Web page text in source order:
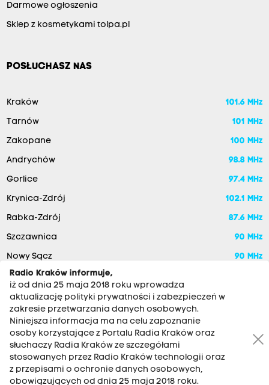
Darmowe ogłoszenia
Sklep z kosmetykami tolpa.pl
POSŁUCHASZ NAS
Kraków 101.6 MHz
Tarnów 101 MHz
Zakopane 100 MHz
Andrychów 98.8 MHz
Gorlice 97.4 MHz
Krynica-Zdrój 102.1 MHz
Rabka-Zdrój 87.6 MHz
Szczawnica 90 MHz
Nowy Sącz 90 MHz
RADIO KRAKÓW SA. Aleja Juliusza Słowackiego 22, 30-007
Kraków
Radio Kraków informuje,
iż od dnia 25 maja 2018 roku wprowadza
aktualizację polityki prywatności i zabezpieczeń w
zakresie przetwarzania danych osobowych.
Niniejsza informacja ma na celu zapoznanie
osoby korzystające z Portalu Radia Kraków oraz
słuchaczy Radia Kraków ze szczegółami
stosowanych przez Radio Kraków technologii oraz
z przepisami o ochronie danych osobowych,
obowiązujących od dnia 25 maja 2018 roku.